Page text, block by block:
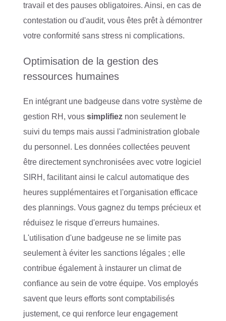
travail et des pauses obligatoires. Ainsi, en cas de
contestation ou d'audit, vous êtes prêt à démontrer
votre conformité sans stress ni complications.
Optimisation de la gestion des
ressources humaines
En intégrant une badgeuse dans votre système de
gestion RH, vous simplifieznon seulement le
suivi du temps mais aussi l'administration globale
du personnel. Les données collectées peuvent
être directement synchronisées avec votre logiciel
SIRH, facilitant ainsi le calcul automatique des
heures supplémentaires et l'organisation efficace
des plannings. Vous gagnez du temps précieux et
réduisez le risque d'erreurs humaines.
L'utilisation d'une badgeuse ne se limite pas
seulement à éviter les sanctions légales ; elle
contribue également à instaurer un climat de
confiance au sein de votre équipe. Vos employés
savent que leurs efforts sont comptabilisés
justement, ce qui renforce leur engagement